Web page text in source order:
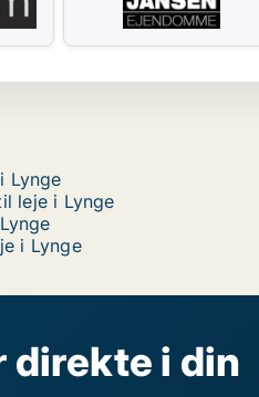
Lynge
leje i Lynge
i Lynge
direkte i din